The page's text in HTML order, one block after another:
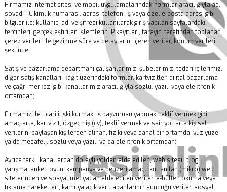
Firmamız internet sitesi ve mobil uygulamalarındaki formlar aracılığıyla ad,
soyad, TC kimlik numarası, adres, telefon, iş veya özel e-posta adresi gibi
bilgiler ile; kullanıcı adı ve şifresi kullanılarak giriş yapılan sayfalardaki
tercihleri, gerçekleştirilen işlemlerin IP kayıtları, tarayıcı tarafından toplanan
çerez verileri ile gezinme süre ve detaylarını içeren veriler, konum verileri
şeklinde;
Satış ve pazarlama departmanı çalışanlarımız, şubelerimiz, tedarikçilerimiz,
diğer satış kanalları, kağıt üzerindeki formlar, kartvizitler, dijital pazarlama
ve çağrı merkezi gibi kanallarımız aracılığıyla sözlü, yazılı veya elektronik
ortamdan;
Firmamız ile ticari ilişki kurmak, iş başvurusu yapmak, teklif vermek gibi
amaçlarla, kartvizit, özgeçmiş (cv), teklif vermek ve sair yollarla kişisel
verilerini paylaşan kişilerden alınan, fiziki veya sanal bir ortamda, yüz yüze
ya da mesafeli, sözlü veya yazılı ya da elektronik ortamdan;
Ayrıca farklı kanallardan dolaylı yoldan elde edilen, web sitesi, blog,
yarışma, anket, oyun, kampanya ve benzeri amaçlı kullanılan (mikro) web
sitelerinden ve sosyal medyadan elde edilen veriler, e-bülten okuma veya
tıklama hareketleri, kamuya açık veri tabanlarının sunduğu veriler, sosyal